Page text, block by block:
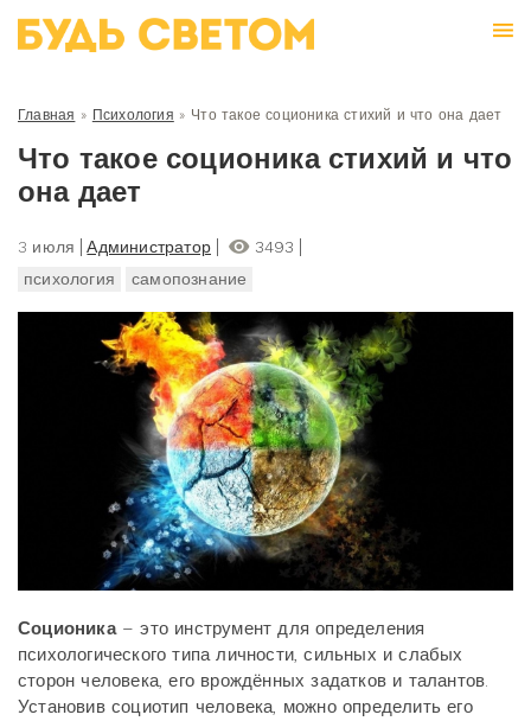
Главная » Психология » Что такое соционика стихий и что она дает
Что такое соционика стихий и что
она дает
3 июля Администратор
3493
психология
самопознание
Соционика– это инструмент для определения
психологического типа личности, сильных и слабых
сторон человека, его врождённых задатков и талантов.
Установив социотип человека, можно определить его